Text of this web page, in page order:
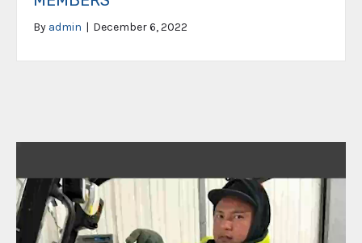
By admin | December 6, 2022
Player